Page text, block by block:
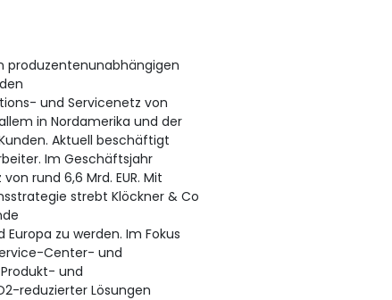
produzentenunabhängigen
und Servicenetz von
in Nordamerika und der
Aktuell beschäftigt
Im Geschäftsjahr
rund 6,6 Mrd. EUR. Mit
strebt Klöckner & Co
zu werden. Im Fokus
Center- und
und
reduzierter Lösungen